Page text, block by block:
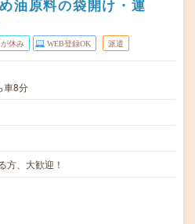
油原料の袋開け・運
休み WEB登録OK 派遣
車8分
方、大歓迎！